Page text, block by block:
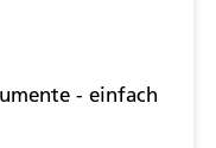
- einfach